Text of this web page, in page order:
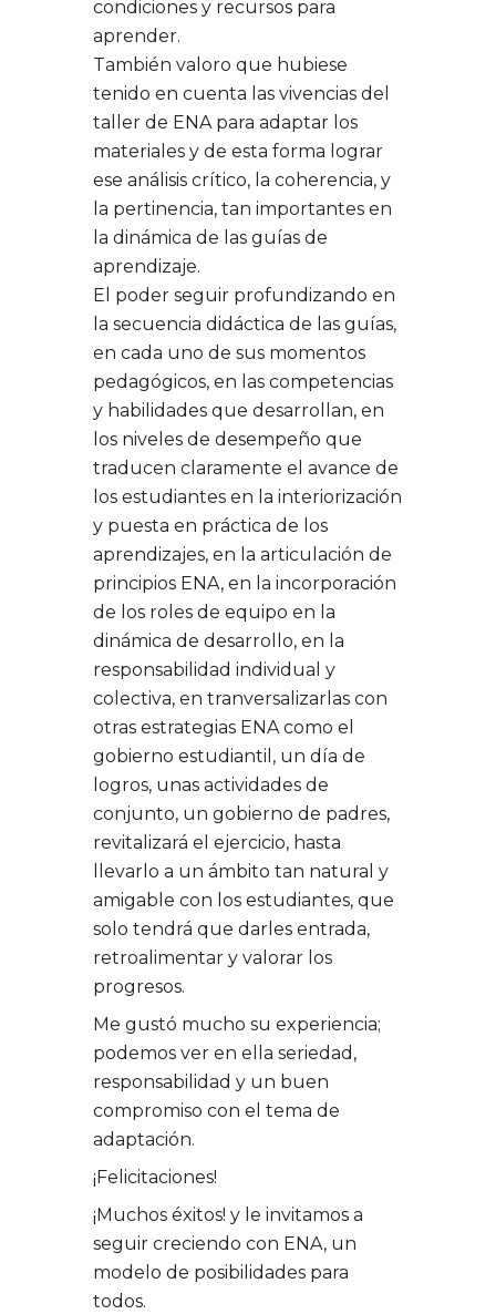
condiciones y recursos para
aprender.
También valoro que hubiese
tenido en cuenta las vivencias del
taller de ENA para adaptar los
materiales y de esta forma lograr
ese análisis crítico, la coherencia, y
la pertinencia, tan importantes en
la dinámica de las guías de
aprendizaje.
El poder seguir profundizando en
la secuencia didáctica de las guías,
en cada uno de sus momentos
pedagógicos, en las competencias
y habilidades que desarrollan, en
los niveles de desempeño que
traducen claramente el avance de
los estudiantes en la interiorización
y puesta en práctica de los
aprendizajes, en la articulación de
principios ENA, en la incorporación
de los roles de equipo en la
dinámica de desarrollo, en la
responsabilidad individual y
colectiva, en tranversalizarlas con
otras estrategias ENA como el
gobierno estudiantil, un día de
logros, unas actividades de
conjunto, un gobierno de padres,
revitalizará el ejercicio, hasta
llevarlo a un ámbito tan natural y
amigable con los estudiantes, que
solo tendrá que darles entrada,
retroalimentar y valorar los
progresos.
Me gustó mucho su experiencia;
podemos ver en ella seriedad,
responsabilidad y un buen
compromiso con el tema de
adaptación.
¡Felicitaciones!
¡Muchos éxitos! y le invitamos a
seguir creciendo con ENA, un
modelo de posibilidades para
todos.